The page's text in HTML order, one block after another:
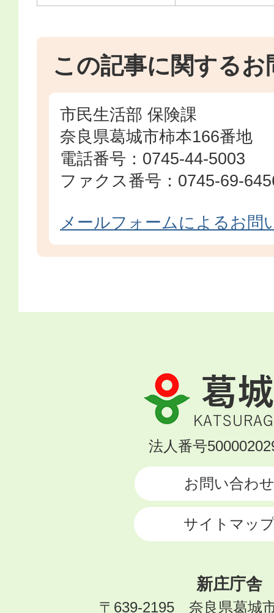
この記事に関するお
市民生活部 保険課
奈良県葛城市柿本166番地
電話番号：0745-44-5003
ファクス番号：0745-69-
メールフォームによるお問
葛
城
市
KATSURAGI
法人番号
お問い合わせ
サイトマッ
新庄庁舎
〒639-2195 奈良県葛城